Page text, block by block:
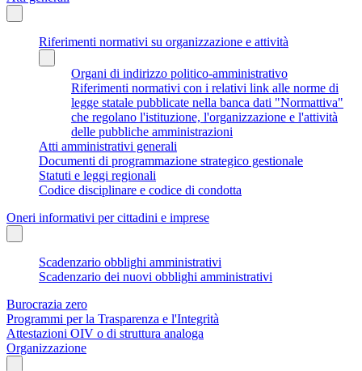
Riferimenti normativi su organizzazione e attività
Organi di indirizzo politico-amministrativo
Riferimenti normativi con i relativi link alle norme di
legge statale pubblicate nella banca dati "Normattiva"
che regolano l'istituzione, l'organizzazione e l'attività
delle pubbliche amministrazioni
Atti amministrativi generali
Documenti di programmazione strategico gestionale
Statuti e leggi regionali
Codice disciplinare e codice di condotta
Oneri informativi per cittadini e imprese
Scadenzario obblighi amministrativi
Scadenzario dei nuovi obblighi amministrativi
Burocrazia zero
Programmi per la Trasparenza e l'Integrità
Attestazioni OIV o di struttura analoga
Organizzazione